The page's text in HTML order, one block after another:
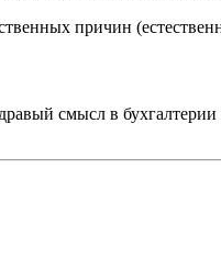
причин
смысл в бухгалтерии